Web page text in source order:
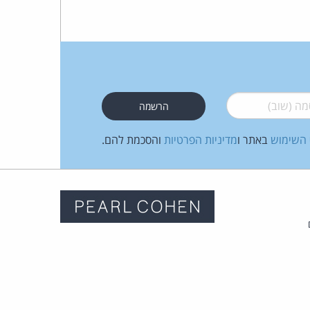
(שוב)*
השימוש באתר ומדיניות הפרטיות והסכמת להם.